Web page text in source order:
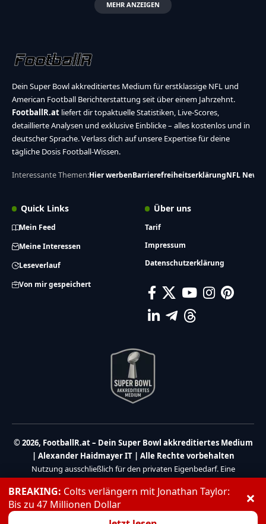
MEHR ANZEIGEN
Dein Super Bowl akkreditiertes Medium für erstklassige NFL und
American Football Berichterstattung seit über einem Jahrzehnt.
FootballR.at liefert dir topaktuelle Statistiken, Live-Scores,
detaillierte Analysen und exklusive Einblicke – alles kostenlos und in
deutscher Sprache. Verlass dich auf unsere Expertise für deine
tägliche Dosis Football-Wissen.
Interessante Themen:Hier werbenBarrierefreiheitserklärungNFL News
Quick Links
Mein Feed
Meine Interessen
Leseverlauf
Von mir gespeichert
Über uns
Tarif
Impressum
Datenschutzerklärung
© 2026, FootballR.at – Dein Super Bowl akkreditiertes Medium
| Alexander Haidmayer IT | Alle Rechte vorbehalten
Nutzung ausschließlich für den privaten Eigenbedarf. Eine
Gebrauch hinaus ist nicht gestattet.
Partner:Haidmayer IT
BREAKING: Colts verlängern mit Jonathan Taylor:
Bis zu 47 Millionen Dollar
×